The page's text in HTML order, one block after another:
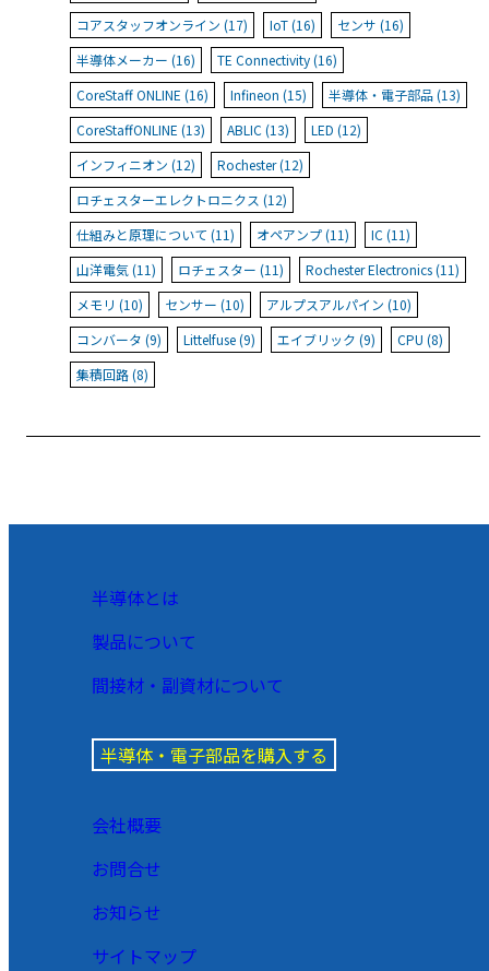
コアスタッフオンライン (17)
IoT (16)
センサ (16)
半導体メーカー (16)
TE Connectivity (16)
CoreStaff ONLINE (16)
Infineon (15)
半導体・電子部品 (13)
CoreStaffONLINE (13)
ABLIC (13)
LED (12)
インフィニオン (12)
Rochester (12)
ロチェスターエレクトロニクス (12)
仕組みと原理について (11)
オペアンプ (11)
IC (11)
山洋電気 (11)
ロチェスター (11)
Rochester Electronics (11)
メモリ (10)
センサー (10)
アルプスアルパイン (10)
コンバータ (9)
Littelfuse (9) エイブリック (9)
CPU (8)
集積回路 (8)
半導体とは
製品について
間接材・副資材について
半導体・電子部品を購入する
会社概要
お問合せ
お知らせ
サイトマップ